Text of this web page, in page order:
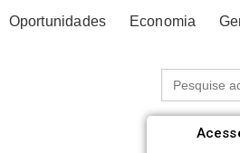
Oportunidades Economia
Procurar: